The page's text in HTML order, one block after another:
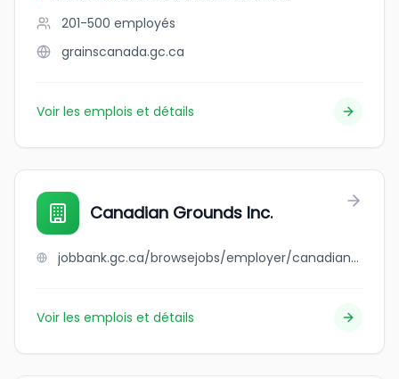
201-500 employés
grainscanada.gc.ca
Voir les emplois et détails
Canadian Grounds Inc.
jobbank.gc.ca/browsejobs/employer/canadian+grounds+inc./ca
Voir les emplois et détails